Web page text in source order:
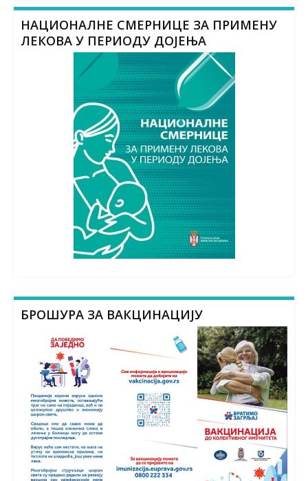
НАЦИОНАЛНЕ СМЕРНИЦЕ ЗА ПРИМЕНУ
ЛЕКОВА У ПЕРИОДУ ДОЈЕЊА
БРОШУРА ЗА ВАКЦИНАЦИЈУ